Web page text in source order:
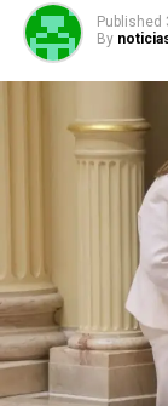
Published
By